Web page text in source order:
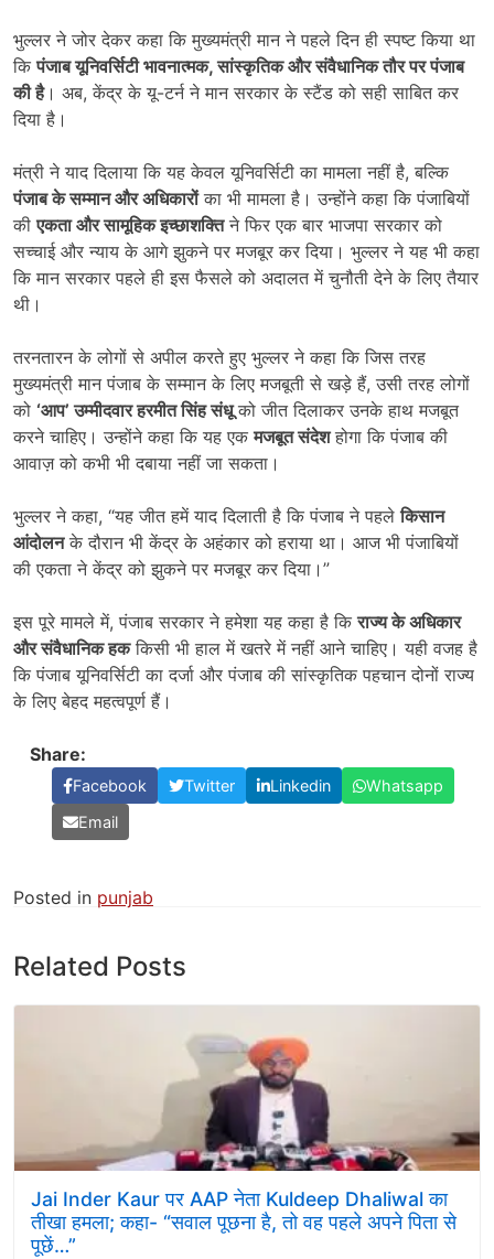
भुल्लर ने जोर देकर कहा कि मुख्यमंत्री मान ने पहले दिन ही स्पष्ट किया था
किपंजाब यूनिवर्सिटी भावनात्मक,सांस्कृतिक और संवैधानिक तौर पर पंजाब
की है। अब, केंद्र के यू-टर्न ने मान सरकार के स्टैंड को सही साबित कर
दिया है।
मंत्री ने याद दिलाया कि यह केवल यूनिवर्सिटी का मामला नहीं है, बल्कि
पंजाब के सम्मान और अधिकारोंका भी मामला है। उन्होंने कहा कि पंजाबियों
कीएकता और सामूहिक इच्छाशक्तिने फिर एक बार भाजपा सरकार को
सच्चाई और न्याय के आगे झुकने पर मजबूर कर दिया। भुल्लर ने यह भी कहा
कि मान सरकार पहले ही इस फैसले को अदालत में चुनौती देने के लिए तैयार
थी।
तरनतारन के लोगों से अपील करते हुए भुल्लर ने कहा कि जिस तरह
मुख्यमंत्री मान पंजाब के सम्मान के लिए मजबूती से खड़े हैं, उसी तरह लोगों
को ‘आप’उम्मीदवार हरमीत सिंह संधूको जीत दिलाकर उनके हाथ मजबूत
करने चाहिए। उन्होंने कहा कि यह एकमजबूत संदेशहोगा कि पंजाब की
आवाज़ को कभी भी दबाया नहीं जा सकता।
भुल्लर ने कहा, “यह जीत हमें याद दिलाती है कि पंजाब ने पहलेकिसान
आंदोलनके दौरान भी केंद्र के अहंकार को हराया था। आज भी पंजाबियों
की एकता ने केंद्र को झुकने पर मजबूर कर दिया।”
इस पूरे मामले में, पंजाब सरकार ने हमेशा यह कहा है किराज्य के अधिकार
और संवैधानिक हककिसी भी हाल में खतरे में नहीं आने चाहिए। यही वजह है
कि पंजाब यूनिवर्सिटी का दर्जा और पंजाब की सांस्कृतिक पहचान दोनों राज्य
के लिए बेहद महत्वपूर्ण हैं।
Share:
Facebook Twitter Linkedin
Whatsapp
Email
Posted in punjab
Related Posts
Jai Inder Kaur पर AAP नेता Kuldeep Dhaliwal का
तीखा हमला; कहा- “सवाल पूछना है, तो वह पहले अपने पिता से
पूछें…”